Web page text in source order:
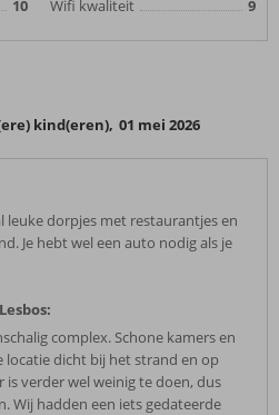
10 Wifi kwaliteit 9
kind(eren), 01 mei 2026
leuke dorpjes met restaurantjes en
Je hebt wel een auto nodig als je
complex. Schone kamers en
locatie dicht bij het strand en op
verder wel weinig te doen, dus
Wij hadden een iets gedateerde